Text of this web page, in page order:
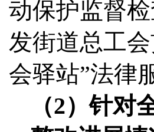
动保护监督
发街道总工
会驿站”法律
（2）针